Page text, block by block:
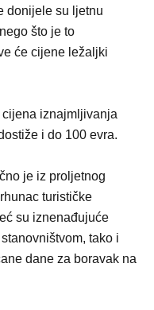
donijele su ljetnu
što je to
će cijene ležaljki
iznajmljivanja
i do 100 evra.
je iz proljetnog
turističke
su iznenađujuće
tako i
dane za boravak na